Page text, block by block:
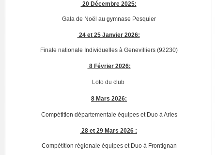
20 Décembre 2025:
Gala de Noël au gymnase Pesquier
24 et 25 Janvier 2026:
Finale nationale Individuelles à Genevilliers (92230)
8 Février 2026:
Loto du club
8 Mars 2026:
Compétition départementale équipes et Duo à Arles
28 et 29 Mars 2026 :
Compétition régionale équipes et Duo à Frontignan